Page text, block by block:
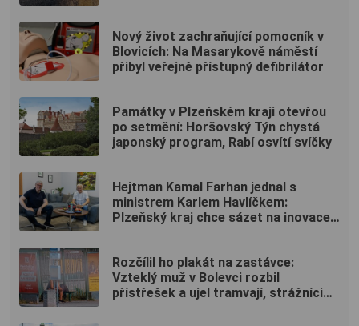
Nový život zachraňující pomocník v
Blovicích: Na Masarykově náměstí
přibyl veřejně přístupný defibrilátor
Památky v Plzeňském kraji otevřou
po setmění: Horšovský Týn chystá
japonský program, Rabí osvítí svíčky
Hejtman Kamal Farhan jednal s
ministrem Karlem Havlíčkem:
Plzeňský kraj chce sázet na inovace
Rozčílil ho plakát na zastávce:
Vzteklý muž v Bolevci rozbil
přístřešek a ujel tramvají, strážníci